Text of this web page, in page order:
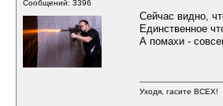
Сообщений: 3396
Сейчас видно,
Единственное
А помахи -
Уходя, гасите ВСЕХ!